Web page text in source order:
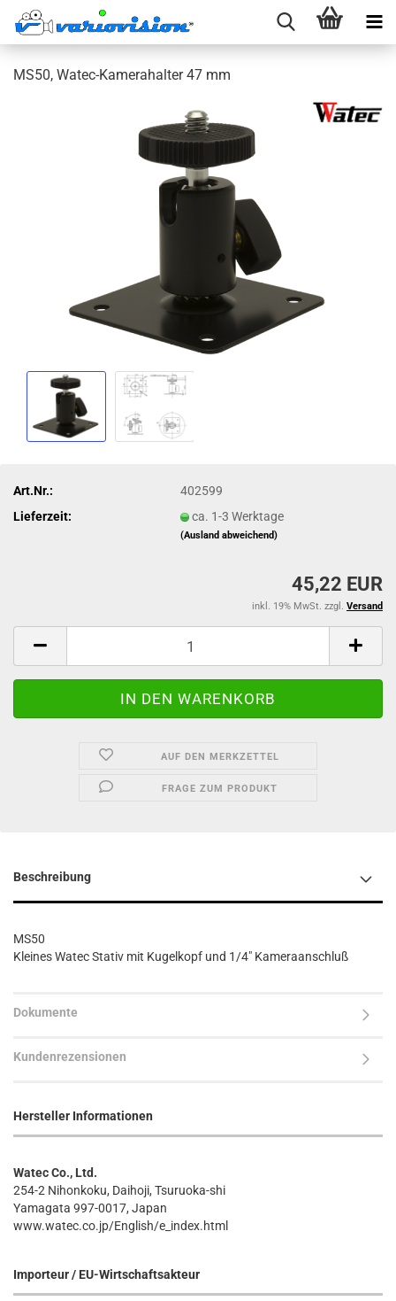
MS50, Watec-Kamerahalter 47 mm
Art.Nr.:
402599
Lieferzeit:
ca. 1-3 Werktage
(Ausland abweichend)
45,22 EUR
inkl. 19% MwSt. zzgl. Versand
AUF DEN MERKZETTEL
FRAGE ZUM PRODUKT
Beschreibung
MS50
Kleines Watec Stativ mit Kugelkopf und 1/4" Kameraanschluß
Dokumente
Kundenrezensionen
Hersteller Informationen
Watec Co., Ltd.
254-2 Nihonkoku, Daihoji, Tsuruoka-shi
Yamagata 997-0017, Japan
www.watec.co.jp/English/e_index.html
Importeur / EU-Wirtschaftsakteur